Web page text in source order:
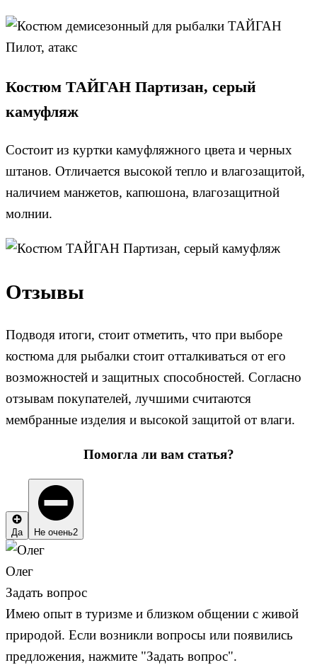
Костюм ТАЙГАН Партизан, серый
камуфляж
Состоит из куртки камуфляжного цвета и черных
штанов. Отличается высокой тепло и влагозащитой,
наличием манжетов, капюшона, влагозащитной
молнии.
Отзывы
Подводя итоги, стоит отметить, что при выборе
костюма для рыбалки стоит отталкиваться от его
возможностей и защитных способностей. Согласно
отзывам покупателей, лучшими считаются
мембранные изделия и высокой защитой от влаги.
Помогла ли вам статья?
Да Не очень2
Олег
Задать вопрос
Имею опыт в туризме и близком общении с живой
природой. Если возникли вопросы или появились
предложения, нажмите "Задать вопрос".